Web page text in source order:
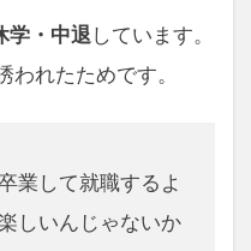
学・中退 しています。
われたためです。
業して就職するよ
しいんじゃないか